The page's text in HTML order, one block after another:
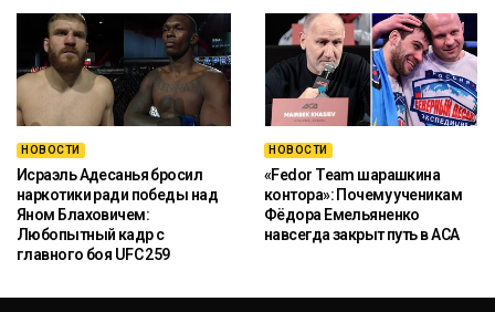
НОВОСТИ
Исраэль Адесанья бросил
наркотики ради победы над
Яном Блаховичем:
Любопытный кадр с
главного боя UFC 259
НОВОСТИ
«Fedor Team шарашкина
контора»: Почему ученикам
Фёдора Емельяненко
навсегда закрыт путь в ACA